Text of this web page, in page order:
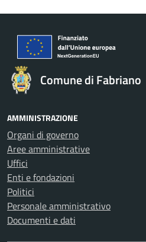
Comune di Fabriano
AMMINISTRAZIONE
Organi di governo
Aree amministrative
Uffici
Enti e fondazioni
Politici
Personale amministrativo
Documenti e dati